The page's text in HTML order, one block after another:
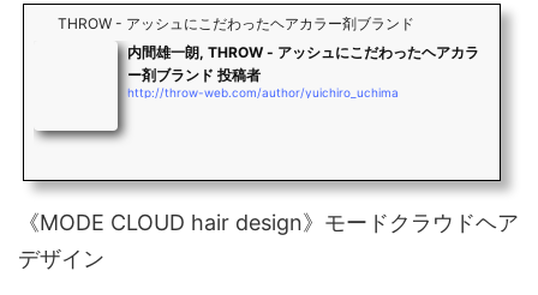
THROW - アッシュにこだわったヘアカラー剤ブランド
内間雄一朗, THROW - アッシュにこだわったヘアカラ
ー剤ブランド 投稿者
http://throw-web.com/author/yuichiro_uchima
《MODE CLOUD hair design》モードクラウドヘア
デザイン